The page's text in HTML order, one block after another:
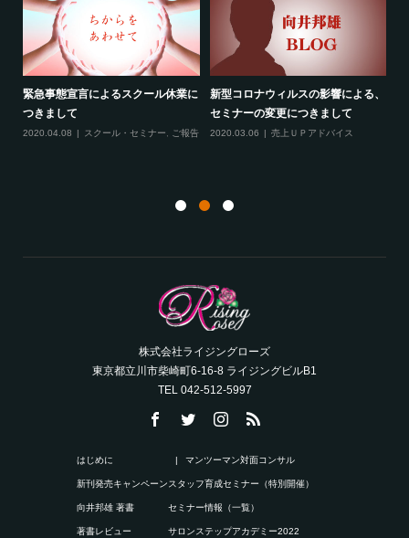
最新のお知らせ２つ（2020年2月）
2020.02.19
ル・セミナー, ご報告 ,サロンコンサルティ
線維筋痛症という病気について
2020.02.10 ご報告,雑談
株式会社ライジングローズ
東京都立川市柴崎町6-16-8 ライジングビルB1
TEL 042-512-5997
はじめに
新刊発売キャンペーン
向井邦雄 著書
著書レビュー
マンツーマン対面コンサル
スタッフ育成セミナー（特別開催）
セミナー情報（一覧）
サロンステップアカデミー2022